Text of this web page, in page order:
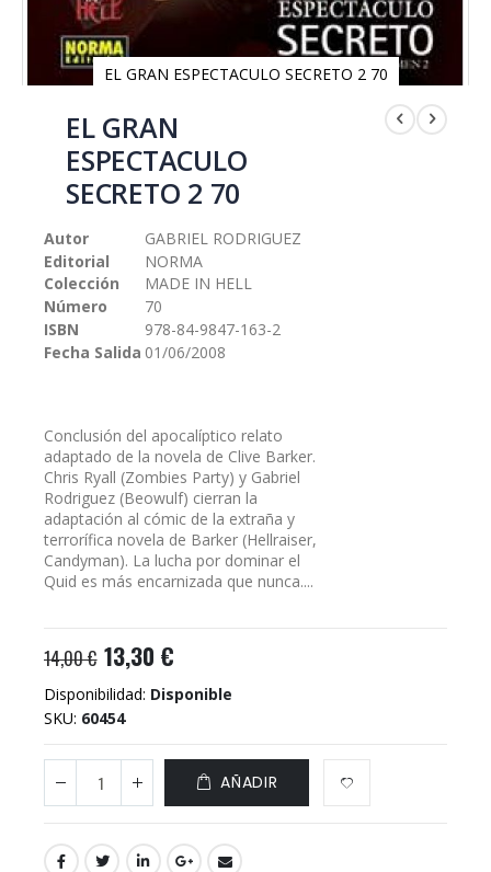
EL GRAN ESPECTACULO SECRETO 2 70
comienzo
galería
imágenes
EL GRAN
ESPECTACULO
SECRETO 2 70
Autor
GABRIEL RODRIGUEZ
Editorial
NORMA
Colección
MADE IN HELL
Número
70
ISBN
978-84-9847-163-2
Fecha Salida 01/06/2008
Conclusión del apocalíptico relato
adaptado de la novela de Clive Barker.
Chris Ryall (Zombies Party) y Gabriel
Rodriguez (Beowulf) cierran la
adaptación al cómic de la extraña y
terrorífica novela de Barker (Hellraiser,
Candyman). La lucha por dominar el
Quid es más encarnizada que nunca....
14,00 € 13,30 €
Disponibilidad: Disponible
SKU 60454
AÑADIR